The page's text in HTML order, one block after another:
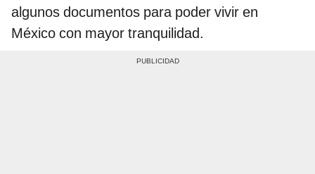
algunos documentos para poder vivir en
México con mayor tranquilidad.